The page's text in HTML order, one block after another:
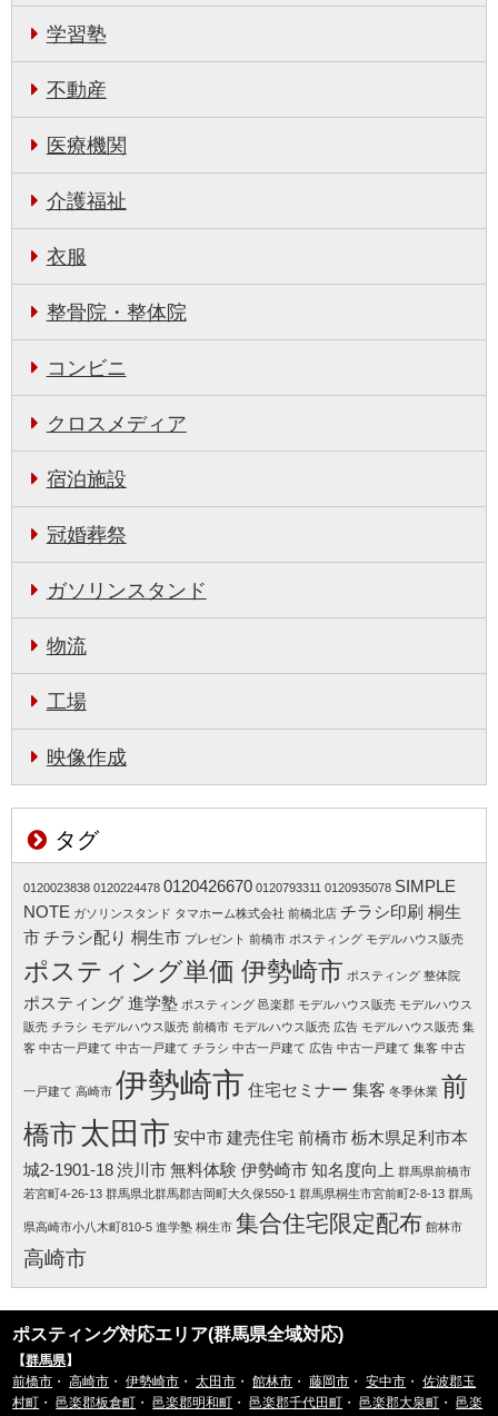
学習塾
不動産
医療機関
介護福祉
衣服
整骨院・整体院
コンビニ
クロスメディア
宿泊施設
冠婚葬祭
ガソリンスタンド
物流
工場
映像作成
タグ
0120023838 0120224478 0120426670 0120793311 0120935078 SIMPLE
NOTE ガソリンスタンド タマホーム株式会社 前橋北店 チラシ印刷 桐生
市チラシ配り 桐生市 プレゼント 前橋市 ポスティング モデルハウス販売
ポスティング単価 伊勢崎市 ポスティング 整体院
ポスティング 進学塾 ポスティング 邑楽郡 モデルハウス販売 モデルハウス
販売 チラシ モデルハウス販売 前橋市 モデルハウス販売 広告 モデルハウス販売 集
客 中古一戸建て 中古一戸建て チラシ 中古一戸建て 広告 中古一戸建て 集客 中古
一戸建て 高崎市 伊勢崎市 住宅セミナー 集客 冬季休業 前
橋市太田市 安中市建売住宅 前橋市栃木県足利市本
城2-1901-18渋川市無料体験 伊勢崎市知名度向上 群馬県前橋市
若宮町4-26-13 群馬県北群馬郡吉岡町大久保550-1 群馬県桐生市宮前町2-8-13 群馬
県高崎市小八木町810-5 進学塾 桐生市 集合住宅限定配布 館林市
高崎市
ポスティング対応エリア(群馬県全域対応)
【群馬県】
前橋市 ・高崎市 ・伊勢崎市 ・太田市 ・館林市 ・藤岡市 ・安中市 ・佐波郡玉
村町 ・邑楽郡板倉町 ・邑楽郡明和町 ・邑楽郡千代田町 ・邑楽郡大泉町 ・邑楽